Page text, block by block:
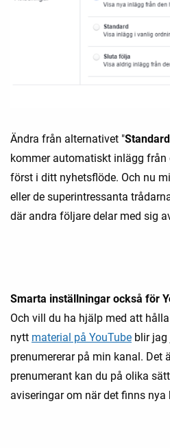
Ändra från alternativet "Standard
kommer automatiskt inlägg
först i ditt nyhetsflöde. Och nu
eller de superintressanta
där andra följare delar med sig
Smarta inställningar också för
Och vill du ha hjälp med att
nytt material på YouTube blir
prenumererar på min kanal. Det
prenumerant kan du på olika
aviseringar om när det finns nya